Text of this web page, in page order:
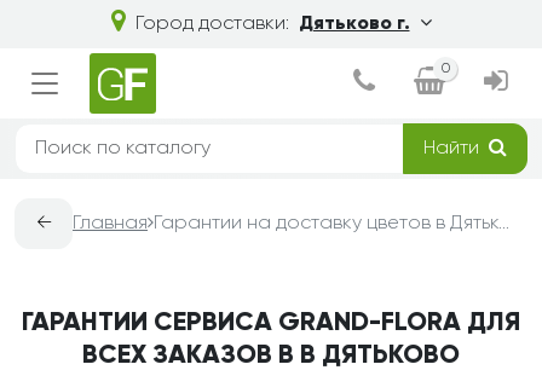
Город доставки: Дятьково г.
0
Найти
← Главная Гарантии на доставку цветов в Дятьково — Grand-Flora
ГАРАНТИИ СЕРВИСА GRAND-FLORA ДЛЯ
ВСЕХ ЗАКАЗОВ В В ДЯТЬКОВО